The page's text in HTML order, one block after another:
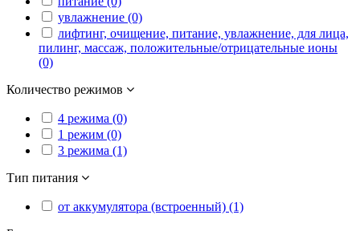
увлажнение (0)
лифтинг, очищение, питание, увлажнение, для лица,
пилинг, массаж, положительные/отрицательные ионы
(0)
Количество режимов
4 режима (0)
1 режим (0)
3 режима (1)
Тип питания
от аккумулятора (встроенный) (1)